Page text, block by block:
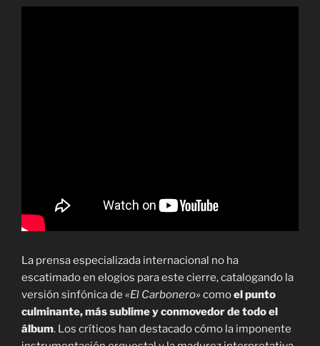
La prensa especializada internacional no ha
escatimado en elogios para este cierre, catalogando la
versión sinfónica de «El Carbonero» comoel punto
culminante, más sublime y conmovedor de todo el
álbum. Los críticos han destacado cómo la imponente